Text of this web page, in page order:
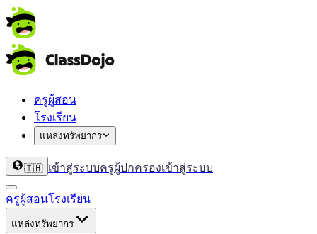
ครูผู้สอน
โรงเรียน
แหล่งทรัพยากร
🇹🇭 เข้าสู่ระบบครูผู้ปกครองเข้าสู่ระบบ
ครูผู้สอนโรงเรียน
แหล่งทรัพยากร